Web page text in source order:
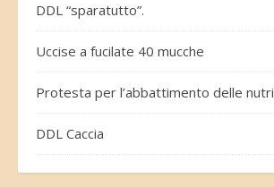
DDL “sparatutto”.
Uccise a fucilate 40 mucche
Protesta per l’abbattimento delle
DDL Caccia